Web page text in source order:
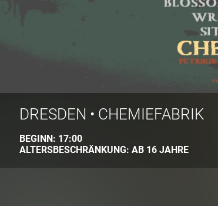
DRESDEN • CHEMIEFABRIK
BEGINN: 17:00
ALTERSBESCHRÄNKUNG: AB 16 JAHRE